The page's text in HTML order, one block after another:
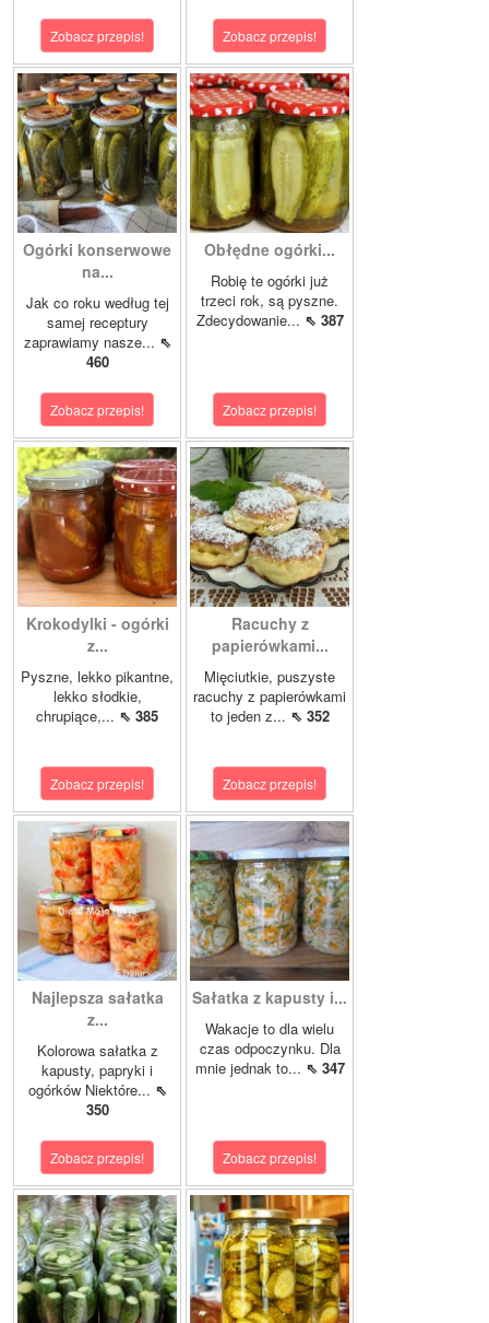
Zobacz przepis! Zobacz przepis!
Ogórki konserwowe
na...
Jak co roku według tej
samej receptury
zaprawiamy nasze... ⇖
460
Zobacz przepis!
Obłędne ogórki...
Robię te ogórki już
trzeci rok, są pyszne.
Zdecydowanie... ⇖ 387
Zobacz przepis!
Krokodylki - ogórki
z...
Pyszne, lekko pikantne,
lekko słodkie,
chrupiące,... ⇖ 385
Zobacz przepis!
Racuchy z
papierówkami...
Mięciutkie, puszyste
racuchy z papierówkami
to jeden z... ⇖ 352
Zobacz przepis!
Najlepsza sałatka
z...
Kolorowa sałatka z
kapusty, papryki i
ogórków Niektóre... ⇖
350
Zobacz przepis!
Sałatka z kapusty i...
Wakacje to dla wielu
czas odpoczynku. Dla
mnie jednak to... ⇖ 347
Zobacz przepis!